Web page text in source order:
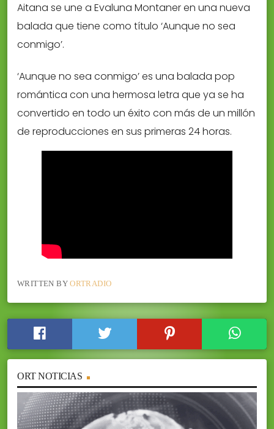
Aitana se une a Evaluna Montaner en una nueva
balada que tiene como título ‘Aunque no sea
conmigo’.
‘Aunque no sea conmigo’ es una balada pop
romántica con una hermosa letra que ya se ha
convertido en todo un éxito con más de un millón
de reproducciones en sus primeras 24 horas.
WRITTEN BYORTRADIO
ORT NOTICIAS